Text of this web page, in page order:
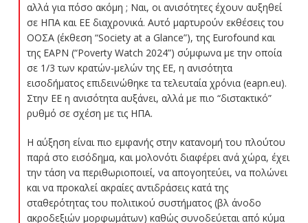
αλλά για πόσο ακόμη ; Ναι, οι ανισότητες έχουν αυξηθεί
σε ΗΠΑ και ΕΕ διαχρονικά. Αυτό μαρτυρούν εκθέσεις του
ΟΟΣΑ (έκθεση “Society at a Glance”), της Eurofound και
της EAPN (“Poverty Watch 2024”) σύμφωνα με την οποία
σε 1/3 των κρατών-μελών της ΕΕ, η ανισότητα
εισοδήματος επιδεινώθηκε τα τελευταία χρόνια (eapn.eu).
Στην ΕΕ η ανισότητα αυξάνει, αλλά με πιο “διστακτικό”
ρυθμό σε σχέση με τις ΗΠΑ.
Η αύξηση είναι πιο εμφανής στην κατανομή του πλούτου
παρά στο εισόδημα, και μολονότι διαφέρει ανά χώρα, έχει
την τάση να περιθωριοποιεί, να απογοητεύει, να πολώνει
και να προκαλεί ακραίες αντιδράσεις κατά της
σταθερότητας του πολιτικού συστήματος (βλ άνοδο
ακροδεξιών μορφωμάτων) καθώς συνοδεύεται από κύμα